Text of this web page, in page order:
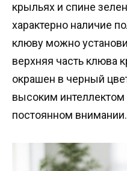
крыльях и спине
характерно наличие
клюву можно
верхняя часть клюва
окрашен в черный
высоким
постоянном внимании.